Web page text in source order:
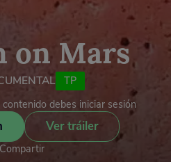
on Mars
TP
debes iniciar sesión
Ver tráiler